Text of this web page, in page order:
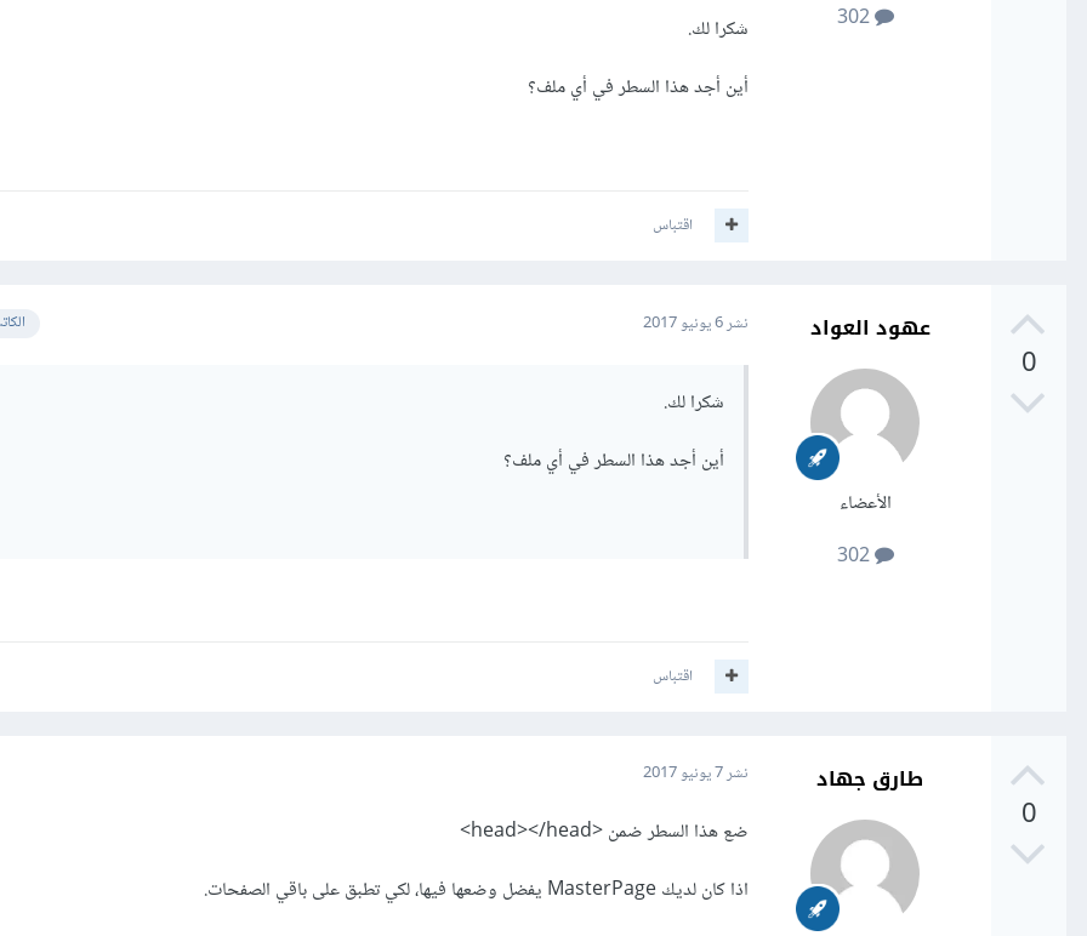
302
شكرا لك.
أين أجد هذا السطر في أي ملف؟
اقتباس
0
عهود العواد
الأعضاء
302
نشر6 يونيو 2017
شكرا لك.
أين أجد هذا السطر في أي ملف؟
اقتباس
0
طارق جهاد نشر7 يونيو 2017
ضع هذا السطر ضمن <head></head>
اذا كان لديك MasterPage يفضل وضعها فيها، لكي تطبق على باقي الصفحات.